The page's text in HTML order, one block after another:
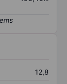
12,8